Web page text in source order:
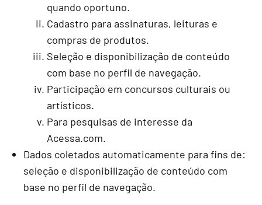
quando oportuno.
Cadastro para assinaturas, leituras e
compras de produtos.
Seleção e disponibilização de conteúdo
com base no perfil de navegação.
Participação em concursos culturais ou
artísticos.
Para pesquisas de interesse da
Acessa.com.
Dados coletados automaticamente para fins de:
seleção e disponibilização de conteúdo com
base no perfil de navegação.